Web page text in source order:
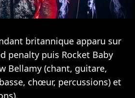
britannique apparu sur
penalty puis Rocket Baby
Bellamy (chant, guitare,
chœur, percussions) et